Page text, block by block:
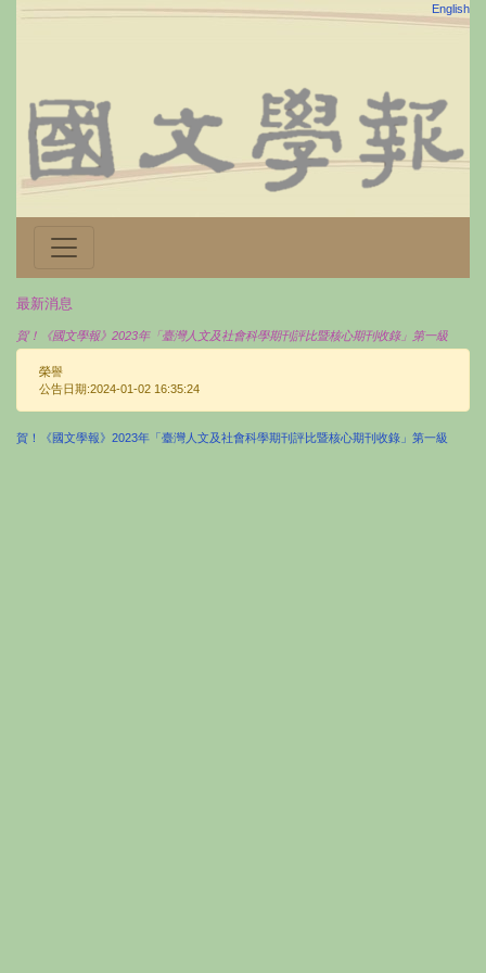
English
最新消息
賀！《國文學報》2023年「臺灣人文及社會科學期刊評比暨核心期刊收錄」第一級
榮譽
公告日期:2024-01-02 16:35:24
賀！《國文學報》2023年「臺灣人文及社會科學期刊評比暨核心期刊收錄」第一級